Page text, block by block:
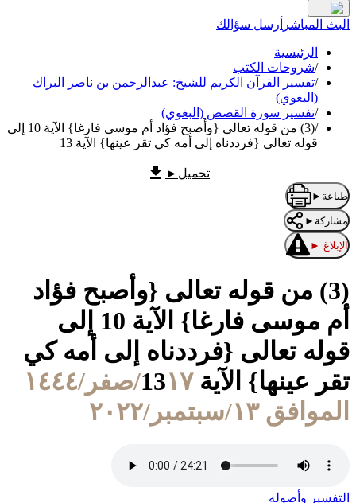
البث المباشر أرسل سؤالك
الرئيسية
/شروحات الكتب
/تفسير القرآن الكريم للشيخ: عبدالرحمن بن ناصر البراك
(البغوي)
/تفسير سورة القصص (البغوي)
/
(3) من قوله تعالى {وأصبح فؤاد أم موسى فارغا} الآية 10 إلى
قوله تعالى {فرددناه إلى أمه كي تقر عينها} الآية 13
تحميل ►
طباعة ►
مشاركة ►
الإبلاغ ►
(3) من قوله تعالى {وأصبح فؤاد
أم موسى فارغا} الآية 10 إلى
قوله تعالى {فرددناه إلى أمه كي
تقر عينها} الآية 13
١٧/صفر/١٤٤٤
الموافق ١٣/سبتمبر/٢٠٢٢
التفسير وأصوله